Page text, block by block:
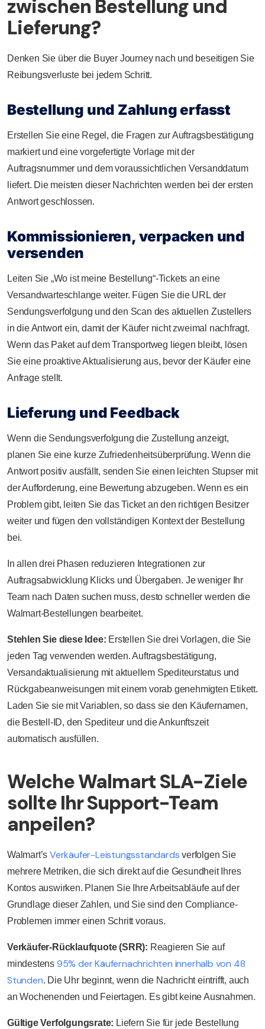
zwischen Bestellung und
Lieferung?
Denken Sie über die Buyer Journey nach und beseitigen Sie
Reibungsverluste bei jedem Schritt.
Bestellung und Zahlung erfasst
Erstellen Sie eine Regel, die Fragen zur Auftragsbestätigung
markiert und eine vorgefertigte Vorlage mit der
Auftragsnummer und dem voraussichtlichen Versanddatum
liefert. Die meisten dieser Nachrichten werden bei der ersten
Antwort geschlossen.
Kommissionieren, verpacken und
versenden
Leiten Sie „Wo ist meine Bestellung“-Tickets an eine
Versandwarteschlange weiter. Fügen Sie die URL der
Sendungsverfolgung und den Scan des aktuellen Zustellers
in die Antwort ein, damit der Käufer nicht zweimal nachfragt.
Wenn das Paket auf dem Transportweg liegen bleibt, lösen
Sie eine proaktive Aktualisierung aus, bevor der Käufer eine
Anfrage stellt.
Lieferung und Feedback
Wenn die Sendungsverfolgung die Zustellung anzeigt,
planen Sie eine kurze Zufriedenheitsüberprüfung. Wenn die
Antwort positiv ausfällt, senden Sie einen leichten Stupser mit
der Aufforderung, eine Bewertung abzugeben. Wenn es ein
Problem gibt, leiten Sie das Ticket an den richtigen Besitzer
weiter und fügen den vollständigen Kontext der Bestellung
bei.
In allen drei Phasen reduzieren Integrationen zur
Auftragsabwicklung Klicks und Übergaben. Je weniger Ihr
Team nach Daten suchen muss, desto schneller werden die
Walmart-Bestellungen bearbeitet.
Stehlen Sie diese Idee: Erstellen Sie drei Vorlagen, die Sie
jeden Tag verwenden werden. Auftragsbestätigung,
Versandaktualisierung mit aktuellem Spediteurstatus und
Rückgabeanweisungen mit einem vorab genehmigten Etikett.
Laden Sie sie mit Variablen, so dass sie den Käufernamen,
die Bestell-ID, den Spediteur und die Ankunftszeit
automatisch ausfüllen.
Welche Walmart SLA-Ziele
sollte Ihr Support-Team
anpeilen?
Walmart’s Verkäufer-Leistungsstandards verfolgen Sie
mehrere Metriken, die sich direkt auf die Gesundheit Ihres
Kontos auswirken. Planen Sie Ihre Arbeitsabläufe auf der
Grundlage dieser Zahlen, und Sie sind den Compliance-
Problemen immer einen Schritt voraus.
Verkäufer-Rücklaufquote (SRR): Reagieren Sie auf
mindestens 95% der Käufernachrichten innerhalb von 48
Stunden. Die Uhr beginnt, wenn die Nachricht eintrifft, auch
an Wochenenden und Feiertagen. Es gibt keine Ausnahmen.
Gültige Verfolgungsrate: Liefern Sie für jede Bestellung